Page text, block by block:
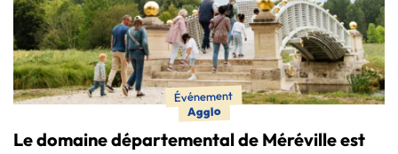
Événement
Agglo
Le domaine départemental de Méréville est